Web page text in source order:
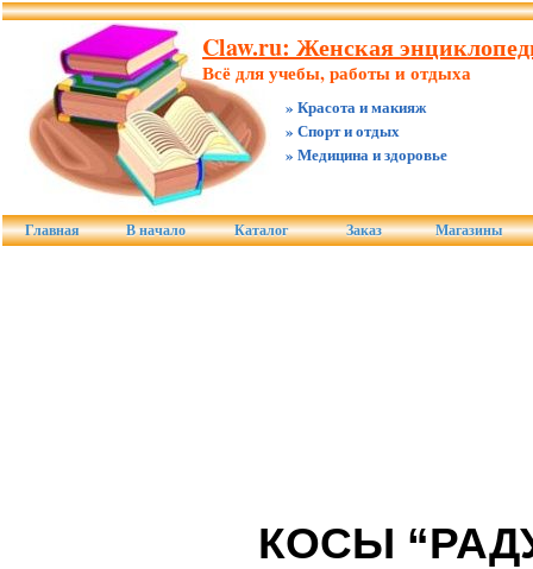
Claw.ru: Женская
Всё для учебы, работы и отдыха
» Красота и макияж
» Спорт и отдых
» Медицина и здоровье
Главная В начало Каталог Заказ Магазины
КОСЫ